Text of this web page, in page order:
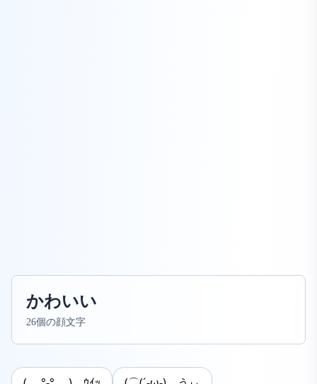
かわいい
26個の顔文字